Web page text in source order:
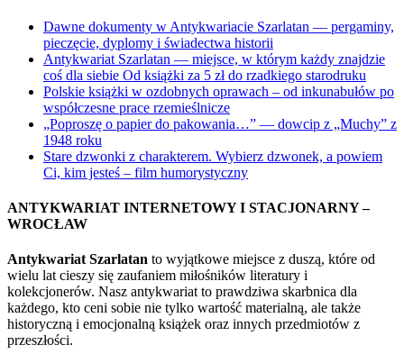
Dawne dokumenty w Antykwariacie Szarlatan — pergaminy,
pieczęcie, dyplomy i świadectwa historii
Antykwariat Szarlatan — miejsce, w którym każdy znajdzie
coś dla siebie Od książki za 5 zł do rzadkiego starodruku
Polskie książki w ozdobnych oprawach – od inkunabułów po
współczesne prace rzemieślnicze
„Poproszę o papier do pakowania…” — dowcip z „Muchy” z
1948 roku
Stare dzwonki z charakterem. Wybierz dzwonek, a powiem
Ci, kim jesteś – film humorystyczny
ANTYKWARIAT INTERNETOWY I STACJONARNY –
WROCŁAW
Antykwariat Szarlatan to wyjątkowe miejsce z duszą, które od
wielu lat cieszy się zaufaniem miłośników literatury i
kolekcjonerów. Nasz antykwariat to prawdziwa skarbnica dla
każdego, kto ceni sobie nie tylko wartość materialną, ale także
historyczną i emocjonalną książek oraz innych przedmiotów z
przeszłości.